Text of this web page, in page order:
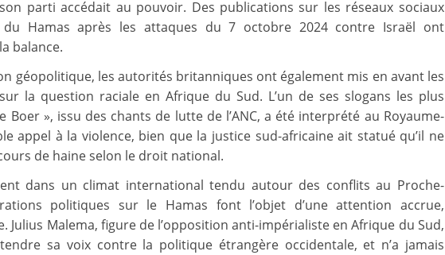
parti accédait au pouvoir. Des publications sur les réseaux sociaux
Hamas après les attaques du 7 octobre 2024 contre Israël ont
balance.
géopolitique, les autorités britanniques ont également mis en avant les
la question raciale en Afrique du Sud. L’un de ses slogans les plus
Boer », issu des chants de lutte de l’ANC, a été interprété au Royaume-
appel à la violence, bien que la justice sud-africaine ait statué qu’il ne
de haine selon le droit national.
dans un climat international tendu autour des conflits au Proche-
politiques sur le Hamas font l’objet d’une attention accrue,
Julius Malema, figure de l’opposition anti-impérialiste en Afrique du Sud,
sa voix contre la politique étrangère occidentale, et n’a jamais